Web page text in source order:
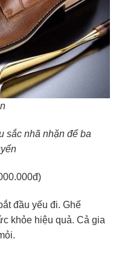
sắc nhã nhặn để ba
đầu yếu đi. Ghế
khỏe hiệu quả. Cả gia